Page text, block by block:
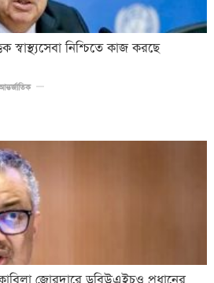
স্বাস্থ্যসেবা নিশ্চিতে কাজ করছে